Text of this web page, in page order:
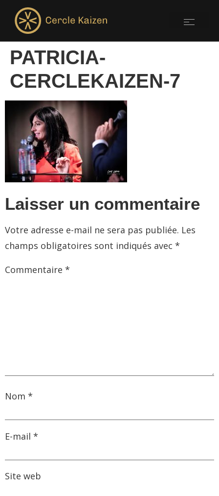
PATRICIA-
CERCLEKAIZEN-7
Laisser un commentaire
Votre adresse e-mail ne sera pas publiée. Les
champs obligatoires sont indiqués avec *
Commentaire *
Nom *
E-mail *
Site web